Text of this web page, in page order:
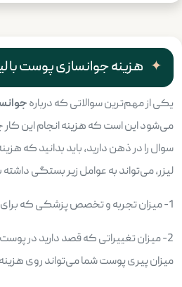
هزینه جوانسازی پوست با
یکی از مهم‌ترین سوالاتی که درباره
می‌شود این است که هزینه انجام این
سوال را در ذهن دارید، باید بدانید که
لیزر، می‌تواند به عوامل زیر بستگی داشته
1- میزان تجربه و تخصص پزشکی که برای لیزر انتخاب کرده‌اید.
2- میزان تغییراتی که قصد دارید در
میزان پیری پوست شما می‌تواند روی هزینه